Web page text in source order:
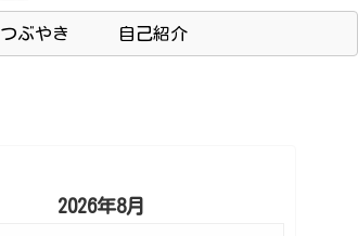
つぶやき 自己紹介
2026年8月